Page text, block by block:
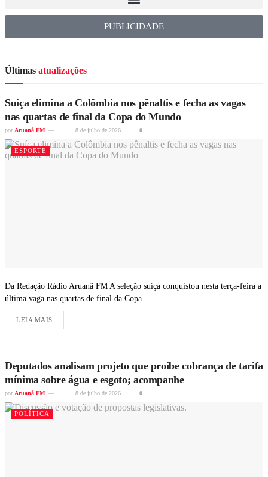
PUBLICIDADE
Últimas atualizações
Suíça elimina a Colômbia nos pênaltis e fecha as vagas
nas quartas de final da Copa do Mundo
por Aruanã FM 8 de julho de 2026 0
ESPORTE
Da Redação Rádio Aruanã FM A seleção suíça conquistou nesta terça-feira a
última vaga nas quartas de final da Copa...
LEIA MAIS
Deputados analisam projeto que proíbe cobrança de tarifa
mínima sobre água e esgoto; acompanhe
por Aruanã FM 8 de julho de 2026 0
POLÍTICA